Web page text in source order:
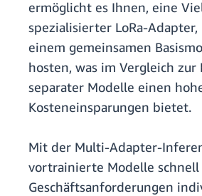
ermöglicht es Ihnen, eine
spezialisierter LoRa-
einem gemeinsamen
hosten, was im Vergleich
separater Modelle einen
Kosteneinsparungen bietet.
Mit der Multi-Adapter-
vortrainierte Modelle schnell
Geschäftsanforderungen